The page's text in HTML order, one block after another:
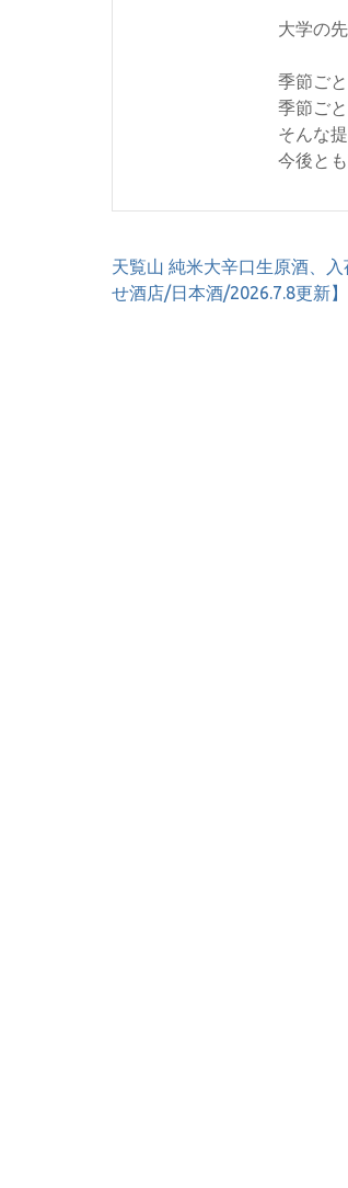
大学の
季節ご
季節ご
そんな
今後と
投
稿
天覧山 純米大辛口生原酒、
せ酒店/日本酒/2026.7.8更新】